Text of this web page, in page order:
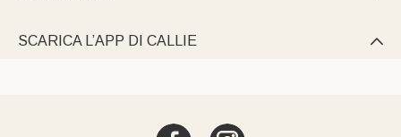
SCARICA L’APP DI CALLIE 